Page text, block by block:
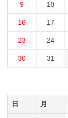
9 10
16 17
23 24
30 31
日 月